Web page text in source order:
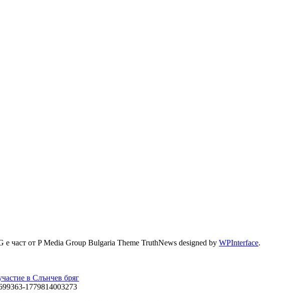
част от P Media Group Bulgaria Theme TruthNews designed by WPInterface.
в Слънчев бряг
1779814003273